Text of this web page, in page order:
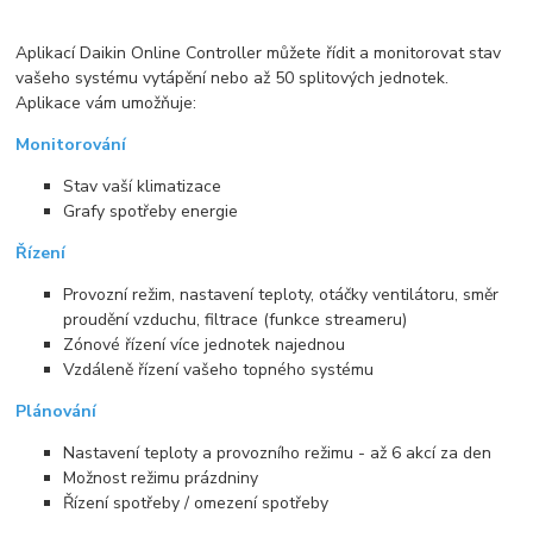
Aplikací Daikin Online Controller můžete řídit a monitorovat stav
vašeho systému vytápění nebo až 50 splitových jednotek.
Aplikace vám umožňuje:
Monitorování
Stav vaší klimatizace
Grafy spotřeby energie
Řízení
Provozní režim, nastavení teploty, otáčky ventilátoru, směr
proudění vzduchu, filtrace (funkce streameru)
Zónové řízení více jednotek najednou
Vzdáleně řízení vašeho topného systému
Plánování
Nastavení teploty a provozního režimu - až 6 akcí za den
Možnost režimu prázdniny
Řízení spotřeby / omezení spotřeby